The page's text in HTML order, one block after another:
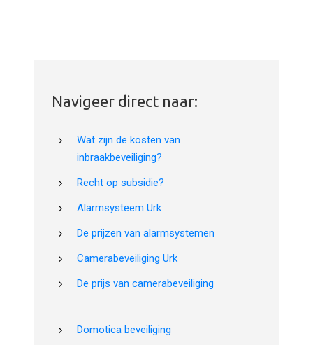
Navigeer direct naar:
Wat zijn de kosten van
inbraakbeveiliging?
Recht op subsidie?
Alarmsysteem Urk
De prijzen van alarmsystemen
Camerabeveiliging Urk
De prijs van camerabeveiliging
Domotica beveiliging